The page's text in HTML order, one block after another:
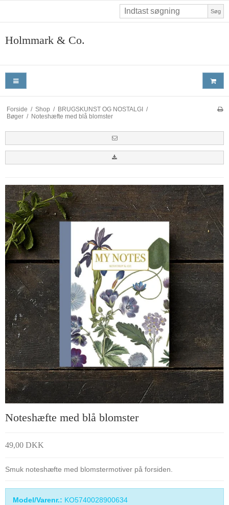
Søg
Holmmark & Co.
Forside / Shop / BRUGSKUNST OG NOSTALGI /
Bøger / Noteshæfte med blå blomster
Noteshæfte med blå blomster
49,00 DKK
Smuk noteshæfte med blomstermotiver på forsiden.
Model/Varenr.: KO5740028900634